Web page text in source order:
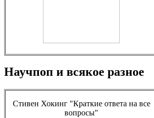
Научпоп и всякое разное
Стивен Хокинг "Краткие ответа на все
вопросы"